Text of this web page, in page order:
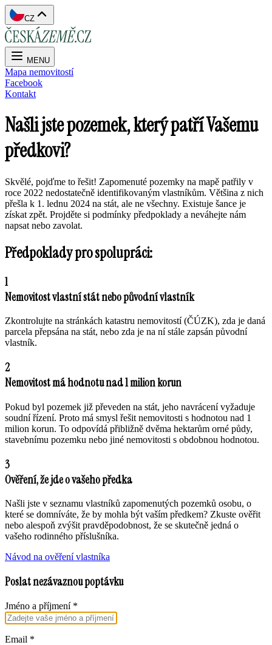
CZ
MENU
Mapa nemovitostí
Facebook
Kontakt
Našli jste pozemek, který patří Vašemu
předkovi?
Skvělé, pojďme to řešit! Zapomenuté pozemky na mapě patřily v
roce 2022 nedostatečně identifikovaným vlastníkům. Většina z nich
přešla k 1. lednu 2024 na stát, ale ne všechny. Existuje šance je
získat zpět. Projděte si podmínky předpoklady a neváhejte nám
napsat nebo zavolat.
Předpoklady pro spolupráci:
1
Nemovitost vlastní stát nebo původní vlastník
Zkontrolujte na stránkách katastru nemovitostí (ČÚZK), zda je daná
parcela přepsána na stát, nebo zda je na ní stále zapsán původní
vlastník.
2
Nemovitost má hodnotu nad 1 milion korun
Pokud byl pozemek již převeden na stát, jeho navrácení vyžaduje
soudní řízení. Proto má smysl řešit nemovitosti s hodnotou nad 1
milion korun. To odpovídá přibližně dvěma hektarům orné půdy,
stavebnímu pozemku nebo jiné nemovitosti s obdobnou hodnotou.
3
Ověření, že jde o vašeho předka
Našli jste v seznamu vlastníků zapomenutých pozemků osobu, o
které se domníváte, že by mohla být vaším předkem? Zkuste ověřit
nebo alespoň zvýšit pravděpodobnost, že se skutečně jedná o
vašeho rodinného příslušníka.
Návod na ověření vlastníka
Poslat nezávaznou poptávku
Jméno a příjmení *
Email *